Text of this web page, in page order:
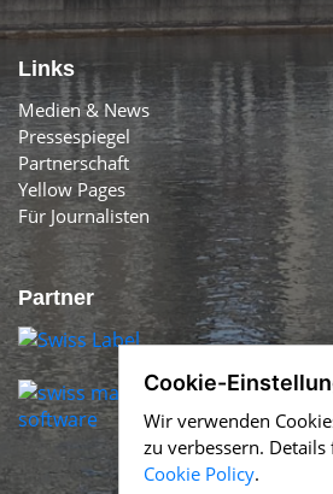
Links
Medien & News
Pressespiegel
Partnerschaft
Yellow Pages
Für Journalisten
Partner
Cookie-
Wir verwenden
zu verbessern.
Cookie Policy.